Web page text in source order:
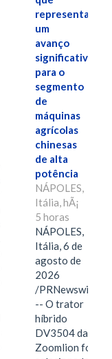
representa
um
avanço
significativo
para o
segmento
de
máquinas
agrícolas
chinesas
de alta
potência
NÁPOLES,
Itália, hÃ¡
5 horas
NÁPOLES,
Itália, 6 de
agosto de
2026
/PRNewswire/
-- O trator
híbrido
DV3504 da
Zoomlion foi